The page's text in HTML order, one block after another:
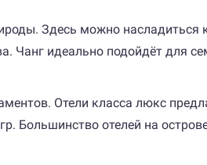
Здесь можно
Чанг идеально подойдёт для
Отели класса люкс
Большинство отелей на